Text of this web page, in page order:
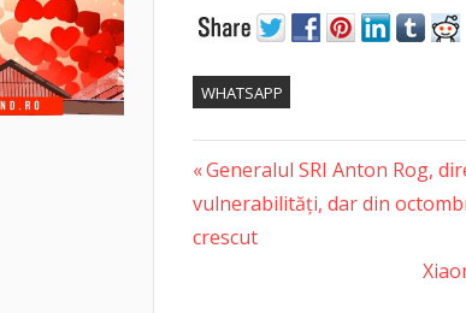
WHATSAPP
Post
navigation
Previous
Post:
Generalul SRI Anton Rog,
vulnerabilități, dar din
crescut
Next